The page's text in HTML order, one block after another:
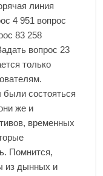
линия
4 951 вопрос
83 258
вопрос 23
только
состояться
же и
временных
Помнится,
из дынных и